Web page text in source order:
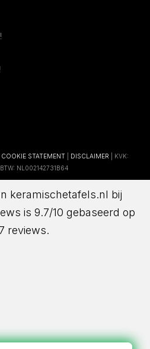
COOKIE STATEMENT DISCLAIMER | KVK:
NL002142731B64
keramischetafels.nl bij
is 9.7/10 gebaseerd op
reviews.